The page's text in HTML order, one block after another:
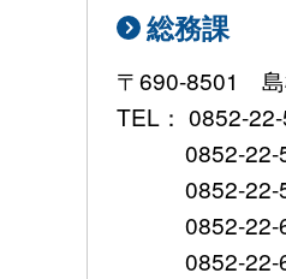
総務課
〒690-8501 島
TEL： 0852-22-
0852-22-
0852-22-
0852-22-
0852-22-